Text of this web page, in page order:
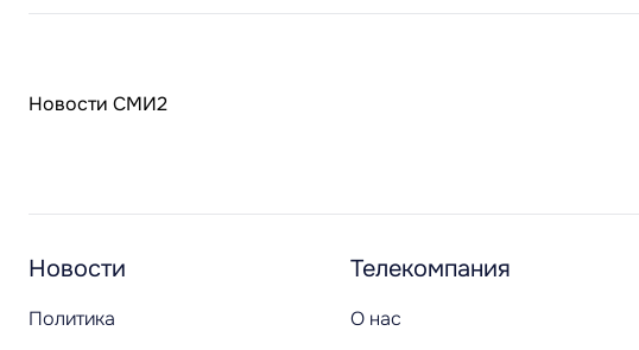
Новости СМИ2
Новости
Политика
Телекомпания
О нас